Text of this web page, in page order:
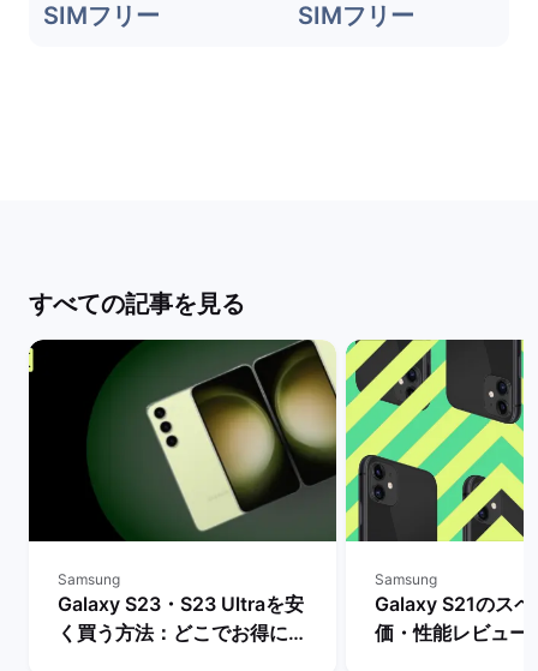
SIMフリー SIMフリー
すべての記事を見る
Samsung
Galaxy S23・S23 Ultraを安
く買う方法：どこでお得に購
Samsung
Galaxy S21のスペ
価・性能レビュー